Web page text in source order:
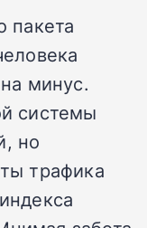
пакета
минус.
системы
но
трафика